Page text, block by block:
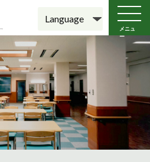
メニュ
ー